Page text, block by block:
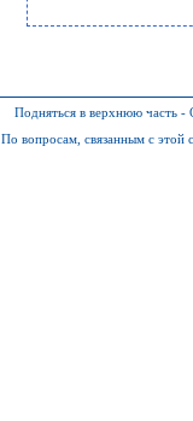
Подняться в верхнюю часть -
По вопросам, связанным с этой